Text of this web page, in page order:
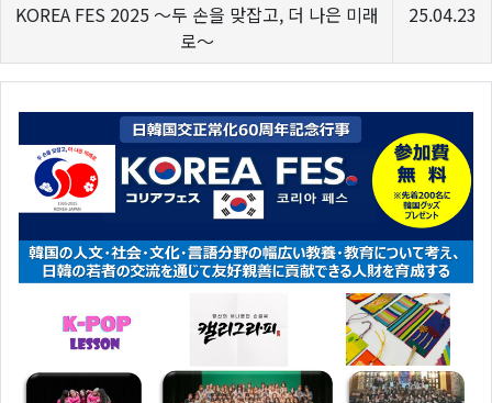
KOREA FES 2025 ～두 손을 맞잡고, 더 나은 미래
로～
25.04.23